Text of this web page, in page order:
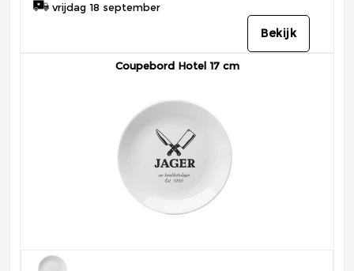
vrijdag 18 september
Bekijk
Coupebord Hotel 17 cm